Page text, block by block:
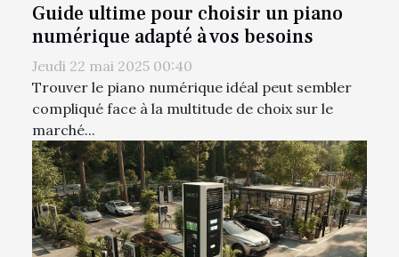
Guide ultime pour choisir un piano
numérique adapté à vos besoins
Jeudi 22 mai 2025 00:40
Trouver le piano numérique idéal peut sembler
compliqué face à la multitude de choix sur le
marché...